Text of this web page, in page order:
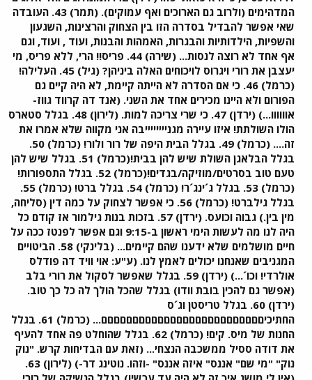
המדהימים (ולרוב גם הארוכים ואף עמוקים). (תמר) 43. העובדה
שאי אפשר להבדיל בסדרה הזו בין הצחוק והרצינות, השגעון
והשפיות, הילדותיות והבגרות, האמהות והבנות, ועוד , ועוד, וגם
אף אחד לא רוצה לנסות... (שירה) 44. פריס!! הרי, ללא פריס, מי
יעצבן את רורי ויגרוס לויכוחים האלה ביניהן? (גיל) 45. העלילה!
(כרמל) 46. כי אם הסדרה לא הייתה קיימת, לא היה קיים גם
הפורום ולא היינו מכירים אחד את השני. (אנד דה קרווד גווז-
אוווווו...) (ירדן) 47. כי שרי צריכה למות. (לירון) 48. בגלל סטארס
הולו השולתת! איזו עיירה מגנייייייייבה אני מקווה שלא אמרו את
זה.... (כרמל) 49. בגלל הבית היפה של רור ולור! (כרמל) 50.
בגלל הבלאגן השולת שיש להן בבית!(כרמל) 51. בגלל שיש להן
טעם טוב בסרטים/מוזיקה/בגדים!(כרמל) 52. בגלל התספורות!
(כרמל) 53. בגלל ג´ינג´ר! (כרמל) 54. בגלל ברט! (כרמל) 55.
בגלל גילברט! (כרמל) 56. כי אפשר לצחוק על כמה דין (סליחה,
מין בין.) גבוה וכועס. (ירדן) 57. בזכות בנות גילמור אז קודם כל
היה לנו מה לעשות הימי ראשון ב-9:15 וגם אפשר לפנטז ככה על
חיים מושלמים שלא ידענו שהם קיימים... (בלינקי) 58. הביטויים
המגניבים שאנחנו יכולים לאמץ לנו. (ע"ע: אוי וויד דה פודלס
אולרדי! וכו´...) (ירדן) 59. בגלל שאפשר לסקול את רורי בלב
(אפשר גם להכין בובת וודו) בגלל שהכל הולך לה כל כך טוב.
(ירדן) 60. בגלל טריסטן וג´ס
החתיכיםםםםםםםםםםםםםםםםםםםםםםםםםם... (כרמל) 61. בגלל
החנות של מיס. קים! (כרמל) 62. בגלל שהוחלט פה אחד להעיף
את דודה ססיל ממשכבה הנצחי... (זאת עם הבדיחות קרש. "נוק
נוק" "מי שם" אננס" איזה אננס" -וזהו. נוטינג דר-) (לירון) 63.